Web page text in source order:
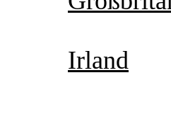
Irland